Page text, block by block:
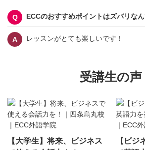
ECCのおすすめポイントはズバリな
レッスンがとても楽しいです！
受講生の声
【大学生】将来、ビジネス
【ビジ